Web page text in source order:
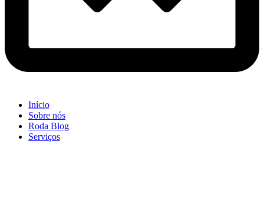
Início
Sobre nós
Roda Blog
Serviços